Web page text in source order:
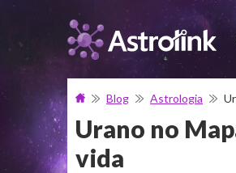
Blog Astrologia
Urano no
vida